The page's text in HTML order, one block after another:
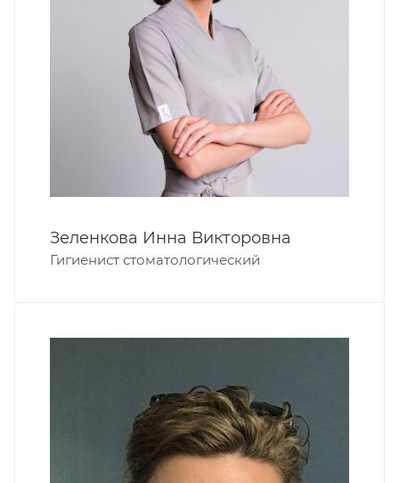
Зеленкова Инна Викторовна
Гигиенист стоматологический